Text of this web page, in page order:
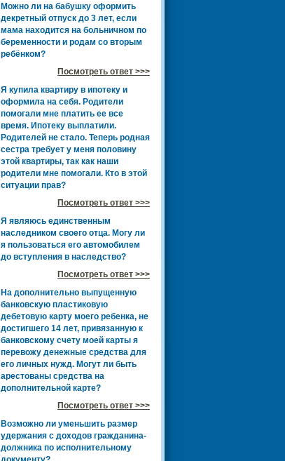
Можно ли на бабушку оформить
декретный отпуск до 3 лет, если
мама находится на больничном по
беременности и родам со вторым
ребёнком?
Посмотреть ответ >>>
Я купила квартиру в ипотеку и
оформила на себя. Родители
помогали мне платить ее все
время. Ипотеку выплатили.
Родителей не стало. Теперь родная
сестра требует у меня половину
этой квартиры, так как наши
родители мне помогали. Кто в этой
ситуации прав?
Посмотреть ответ >>>
Я являюсь единственным
наследником своего отца. Могу ли
я пользоваться его автомобилем
до вступления в наследство?
Посмотреть ответ >>>
На дополнительно выпущенную
банковскую пластиковую
дебетовую карту моего ребенка, не
достигшего 14 лет, привязанную к
банковскому счету моей карты я
перевожу денежные средства для
его личных нужд. Могут ли быть
арестованы средства на
дополнительной карте?
Посмотреть ответ >>>
Возможно ли уменьшить размер
удержания с доходов гражданина-
должника по исполнительному